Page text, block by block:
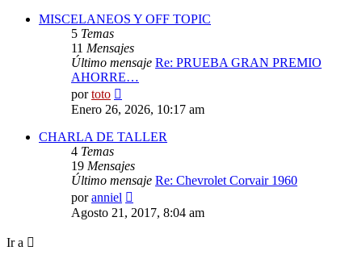
MISCELANEOS Y OFF TOPIC
5 Temas
11 Mensajes
Último mensaje Re: PRUEBA GRAN PREMIO
AHORRE…
portoto
último
mensaje
Enero 26, 2026, 10:17 am
CHARLA DE TALLER
4 Temas
19 Mensajes
Último mensaje Re: Chevrolet Corvair 1960
poranniel
último
mensaje
Agosto 21, 2017, 8:04 am
Ir a